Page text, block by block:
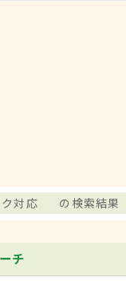
対応 の検索結果
チ